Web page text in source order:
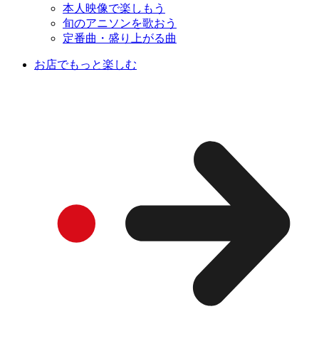
本人映像で楽しもう
旬のアニソンを歌おう
定番曲・盛り上がる曲
お店でもっと楽しむ